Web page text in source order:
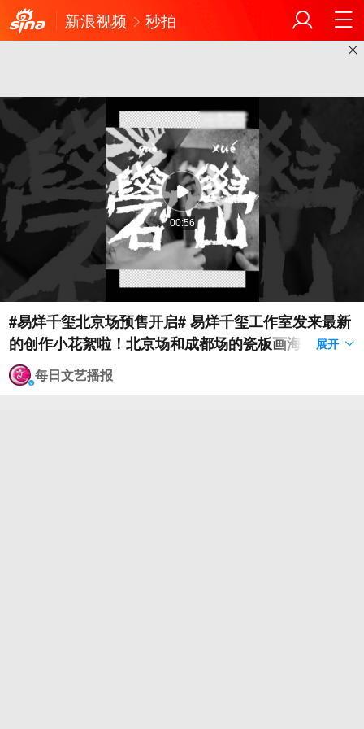
新浪视频 秒拍
00:56
#易烊千玺北京场预售开启# 易烊千玺工作室发来最新
的创作小花絮啦！北京场和成都场的瓷板画海报都是
易烊千玺亲手设计的真的好用心！北京场预售进入倒
展开
每日文艺播报